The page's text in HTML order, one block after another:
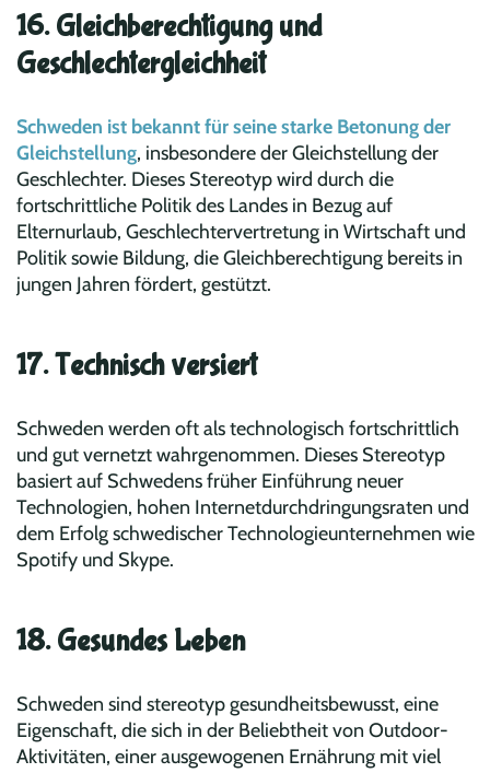
16. Gleichberechtigung und
Geschlechtergleichheit
Schweden ist bekannt für seine starke Betonung der
Gleichstellung, insbesondere der Gleichstellung der
Geschlechter. Dieses Stereotyp wird durch die
fortschrittliche Politik des Landes in Bezug auf
Elternurlaub, Geschlechtervertretung in Wirtschaft und
Politik sowie Bildung, die Gleichberechtigung bereits in
jungen Jahren fördert, gestützt.
17. Technisch versiert
Schweden werden oft als technologisch fortschrittlich
und gut vernetzt wahrgenommen. Dieses Stereotyp
basiert auf Schwedens früher Einführung neuer
Technologien, hohen Internetdurchdringungsraten und
dem Erfolg schwedischer Technologieunternehmen wie
Spotify und Skype.
18. Gesundes Leben
Schweden sind stereotyp gesundheitsbewusst, eine
Eigenschaft, die sich in der Beliebtheit von Outdoor-
Aktivitäten, einer ausgewogenen Ernährung mit viel